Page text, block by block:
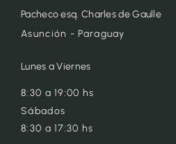
Pacheco esq. Charles de Gaulle
Asunción - Paraguay
Lunes a Viernes
8:30 a 19:00 hs
Sábados
8:30 a 17:30 hs